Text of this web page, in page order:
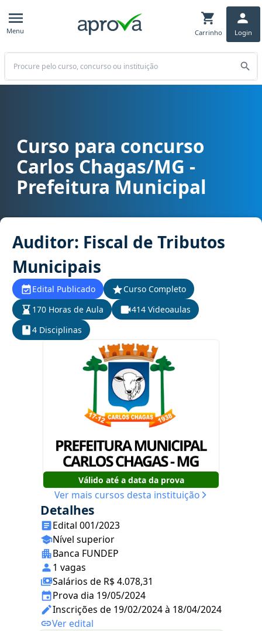
Menu Carrinho Login
Buscar
Curso para concurso Carlos Chagas/MG - Prefeitura Municipal
Curso para concurso
Carlos Chagas/MG -
Prefeitura Municipal
Auditor: Fiscal de Tributos
Municipais
Edital Publicado
Curso Completo
170 Horas de Aula
414 Videoaulas
4 Disciplinas
Válido até a data da prova
Ver mais cursos desta instituição
Detalhes
Edital 001/2023
Nível superior
Banca FUNDEP
1 vagas
Salários de R$ 4.078,31
Prova dia 19/05/2024
Inscrições de 19/02/2024 à 18/04/2024
Ver edital